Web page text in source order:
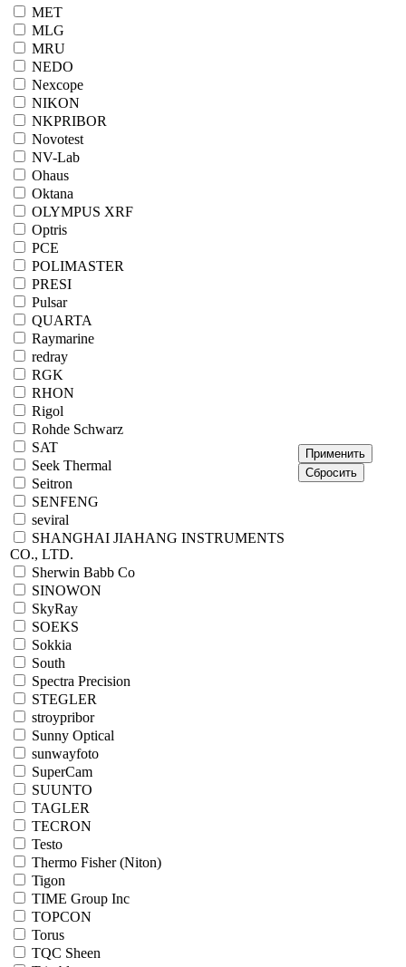
MET
MLG
MRU
NEDO
Nexcope
NIKON
NKPRIBOR
Novotest
NV-Lab
Ohaus
Oktana
OLYMPUS XRF
Optris
PCE
POLIMASTER
PRESI
Pulsar
QUARTA
Raymarine
redray
RGK
RHON
Rigol
Rohde Schwarz
SAT
Seek Thermal
Seitron
SENFENG
seviral
SHANGHAI JIAHANG INSTRUMENTS
CO., LTD.
Sherwin Babb Co
SINOWON
SkyRay
SOEKS
Sokkia
South
Spectra Precision
STEGLER
stroypribor
Sunny Optical
sunwayfoto
SuperCam
SUUNTO
TAGLER
TECRON
Testo
Thermo Fisher (Niton)
Tigon
TIME Group Inc
TOPCON
Torus
TQC Sheen